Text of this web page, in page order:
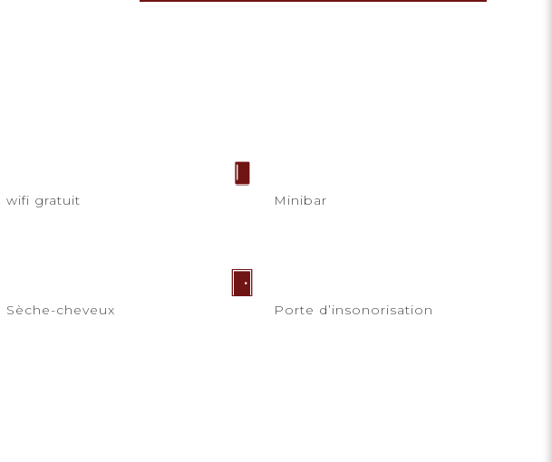
wifi gratuit Minibar
Sèche-cheveux Porte d’insonorisation